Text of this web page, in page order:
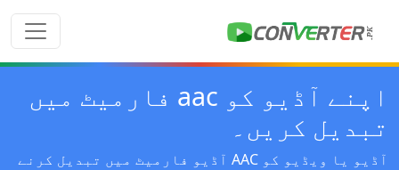
اپنے آڈیو کو aac فارمیٹ میں
تبدیل کریں۔
آڈیو یا ویڈیو کو AAC آڈیو فارمیٹ میں تبدیل کرنے